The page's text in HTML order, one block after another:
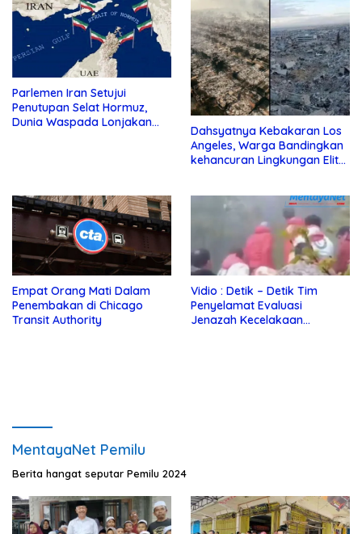
Parlemen Iran Setujui
Penutupan Selat Hormuz,
Dunia Waspada Lonjakan
Dahsyatnya Kebakaran Los
Angeles, Warga Bandingkan
kehancuran Lingkungan Elit
Empat Orang Mati Dalam
Penembakan di Chicago
Transit Authority
Vidio : Detik – Detik Tim
Penyelamat Evaluasi
Jenazah Kecelakaan
MentayaNet Pemilu
Berita hangat seputar Pemilu 2024